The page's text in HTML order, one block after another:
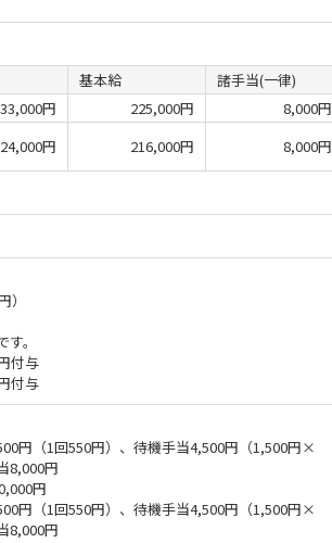
基本給
諸手当(一律)
円 225,000円
8,000円
円 216,000円 8,000円
。
付与
付与
円（1回550円）、待機手当4,500円（1,500円×
8,000円
円
円（1回550円）、待機手当4,500円（1,500円×
8,000円